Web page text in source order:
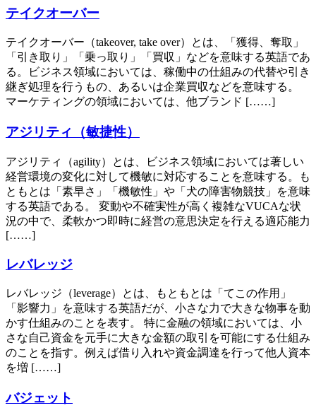
テイクオーバー
テイクオーバー（takeover, take over）とは、「獲得、奪取」
「引き取り」「乗っ取り」「買収」などを意味する英語であ
る。ビジネス領域においては、稼働中の仕組みの代替や引き
継ぎ処理を行うもの、あるいは企業買収などを意味する。
マーケティングの領域においては、他ブランド [……]
アジリティ（敏捷性）
アジリティ（agility）とは、ビジネス領域においては著しい
経営環境の変化に対して機敏に対応することを意味する。も
ともとは「素早さ」「機敏性」や「犬の障害物競技」を意味
する英語である。 変動や不確実性が高く複雑なVUCAな状
況の中で、柔軟かつ即時に経営の意思決定を行える適応能力
[……]
レバレッジ
レバレッジ（leverage）とは、もともとは「てこの作用」
「影響力」を意味する英語だが、小さな力で大きな物事を動
かす仕組みのことを表す。 特に金融の領域においては、小
さな自己資金を元手に大きな金額の取引を可能にする仕組み
のことを指す。例えば借り入れや資金調達を行って他人資本
を増 [……]
バジェット